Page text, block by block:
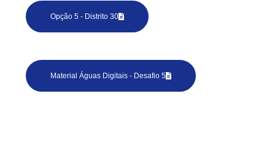
Opção 5 - Distrito 30
Material Águas Digitais - Desafio 5